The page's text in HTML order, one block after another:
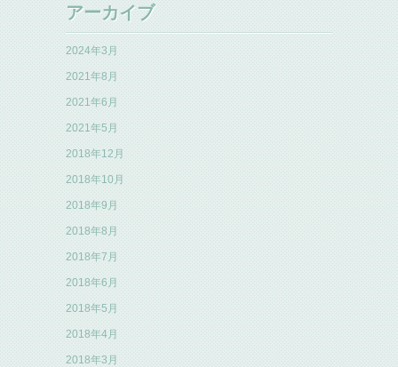
アーカイブ
2024年3月
2021年8月
2021年6月
2021年5月
2018年12月
2018年10月
2018年9月
2018年8月
2018年7月
2018年6月
2018年5月
2018年4月
2018年3月